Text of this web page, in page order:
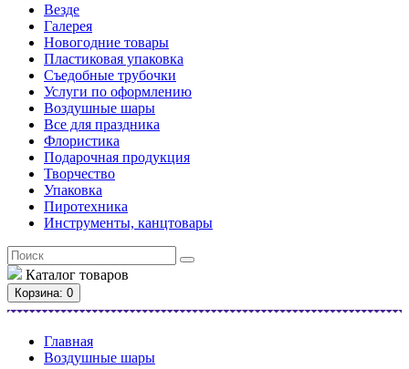
Везде
Галерея
Новогодние товары
Пластиковая упаковка
Съедобные трубочки
Услуги по оформлению
Воздушные шары
Все для праздника
Флористика
Подарочная продукция
Творчество
Упаковка
Пиротехника
Инструменты, канцтовары
Каталог товаров
Корзина: 0
Главная
Воздушные шары